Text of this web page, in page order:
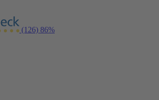
(126) 86%